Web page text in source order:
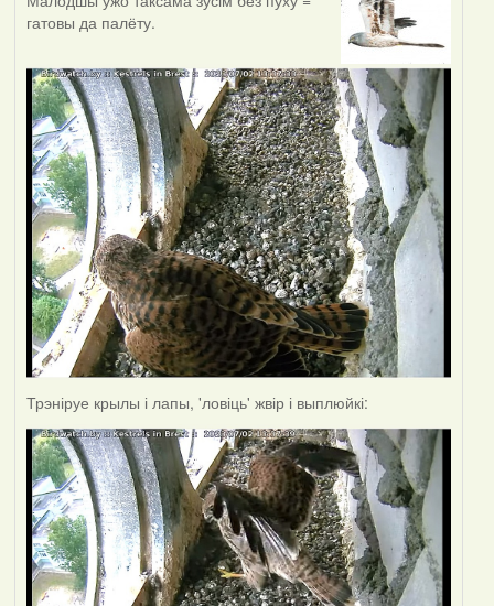
гатовы да палёту.
Трэніруе крылы і лапы, 'ловіць' жвір і выплюйкі: